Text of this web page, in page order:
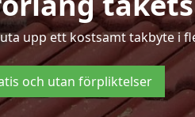
upp ett kostsamt takbyte i
och utan förpliktelser